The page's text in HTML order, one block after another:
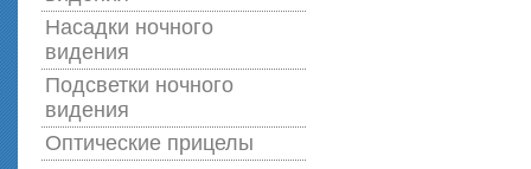
Насадки ночного
видения
Подсветки ночного
видения
Оптические прицелы